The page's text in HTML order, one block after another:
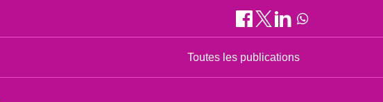
Toutes les publications